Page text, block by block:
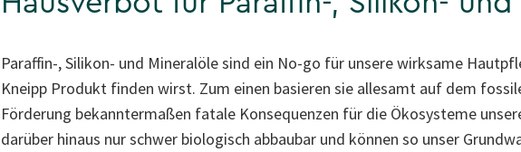
Paraffin-, Silikon- und Mineralöle sind ein No-go für unsere wirksame
Kneipp Produkt finden wirst. Zum einen basieren sie allesamt auf dem
Förderung bekanntermaßen fatale Konsequenzen für die Ökosysteme
darüber hinaus nur schwer biologisch abbaubar und können so unser